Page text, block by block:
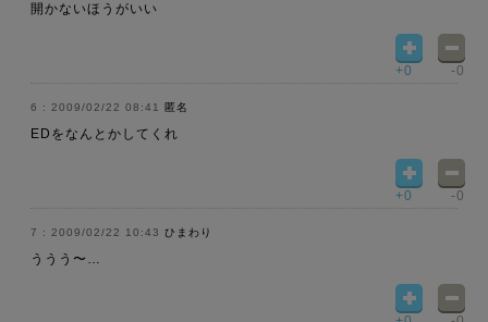
開かないほうがいい
+0 -0
2009/02/22 08:41 匿名
EDをなんとかしてくれ
+0 -0
2009/02/22 10:43 ひまわり
ううう〜…